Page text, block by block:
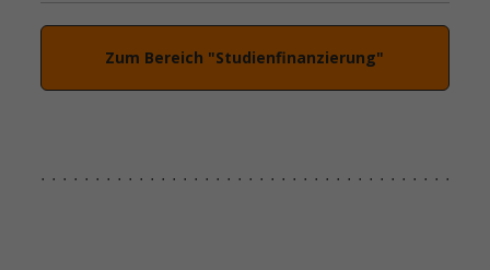
Zum Bereich "Studienfinanzierung"